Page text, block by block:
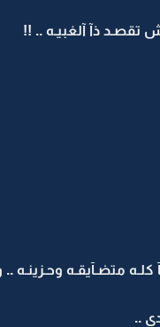
تقصـد ذآ آلغبيـه .. !!
كلـه متضـآيقـه وحـزينـه
..